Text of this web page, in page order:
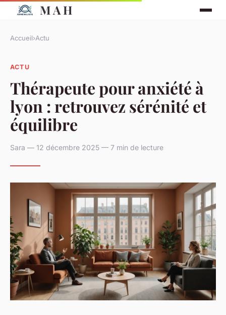
M A H
Accueil›Actu
ACTU
Thérapeute pour anxiété à
lyon : retrouvez sérénité et
équilibre
Sara — 12 décembre 2025 — 7 min de lecture